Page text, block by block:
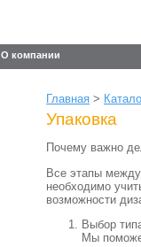
О компании
Главная >
Упаковка
Почему важно
Все этапы
необходимо
возможности
Выбор
Мы